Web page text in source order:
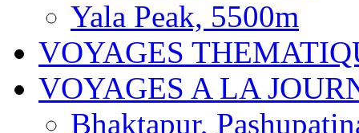
Yala Peak, 5500m
VOYAGES
VOYAGES A LA
Bhaktapur,